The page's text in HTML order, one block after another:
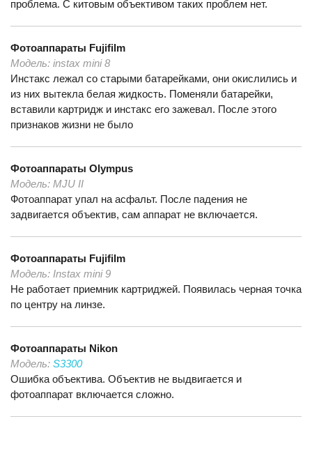
проблема. С китовым объективом таких проблем нет.
Фотоаппараты Fujifilm
Модель: instax mini 8
Инстакс лежал со старыми батарейками, они окислились и
из них вытекла белая жидкость. Поменяли батарейки,
вставили картридж и инстакс его зажевал. После этого
признаков жизни не было
Фотоаппараты Olympus
Модель: MJU II
Фотоаппарат упал на асфальт. После падения не
задвигается объектив, сам аппарат не включается.
Фотоаппараты Fujifilm
Модель: Instax mini 9
Не работает приемник картриджей. Появилась черная точка
по центру на линзе.
Фотоаппараты Nikon
Модель: S3300
Ошибка объектива. Объектив не выдвигается и
фотоаппарат включается сложно.